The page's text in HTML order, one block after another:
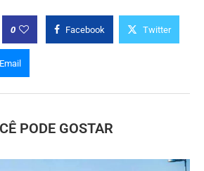
0 Facebook Twitter
Email
PODE GOSTAR